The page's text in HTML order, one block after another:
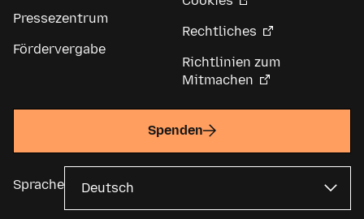
Pressezentrum
Fördervergabe
Rechtliches
Richtlinien zum
Mitmachen
Spenden
Sprache